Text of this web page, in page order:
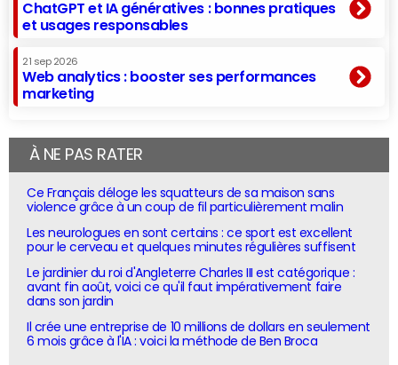
ChatGPT et IA génératives : bonnes pratiques
et usages responsables
21 sep 2026
Web analytics : booster ses performances
marketing
À NE PAS RATER
Ce Français déloge les squatteurs de sa maison sans
violence grâce à un coup de fil particulièrement malin
Les neurologues en sont certains : ce sport est excellent
pour le cerveau et quelques minutes régulières suffisent
Le jardinier du roi d'Angleterre Charles III est catégorique :
avant fin août, voici ce qu'il faut impérativement faire
dans son jardin
Il crée une entreprise de 10 millions de dollars en seulement
6 mois grâce à l'IA : voici la méthode de Ben Broca